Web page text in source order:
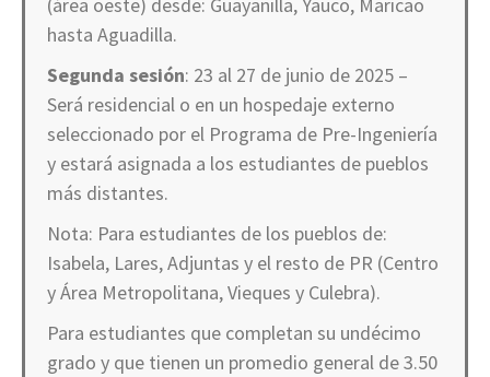
hasta Aguadilla.
Segunda sesión: 23 al 27 de junio de 2025 –
Será residencial o en un hospedaje externo
seleccionado por el Programa de Pre-Ingeniería
y estará asignada a los estudiantes de pueblos
más distantes.
Nota: Para estudiantes de los pueblos de:
Isabela, Lares, Adjuntas y el resto de PR (Centro
y Área Metropolitana, Vieques y Culebra).
Para estudiantes que completan su undécimo
grado y que tienen un promedio general de 3.50